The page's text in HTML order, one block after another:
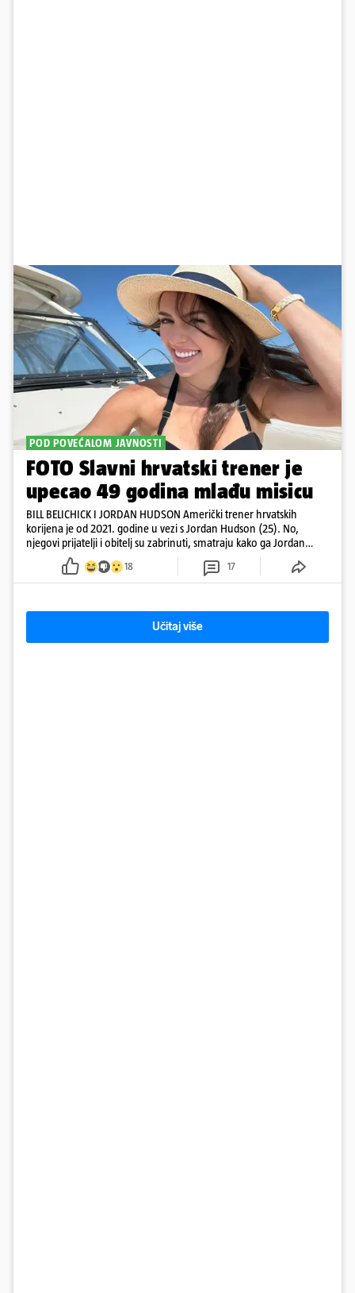
POD POVEĆALOM JAVNOSTI
FOTO Slavni hrvatski trener je
upecao 49 godina mlađu misicu
BILL BELICHICK I JORDAN HUDSON Američki trener hrvatskih
korijena je od 2021. godine u vezi s Jordan Hudson (25). No,
njegovi prijatelji i obitelj su zabrinuti, smatraju kako ga Jordan
kontrolira
18 17
Učitaj više